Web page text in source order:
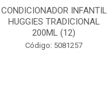
CONDICIONADOR INFANTIL
HUGGIES TRADICIONAL
200ML (12)
Código: 5081257